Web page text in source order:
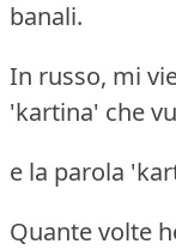
banali.
In russo, mi
'kartina' che
e la parola
Quante volte